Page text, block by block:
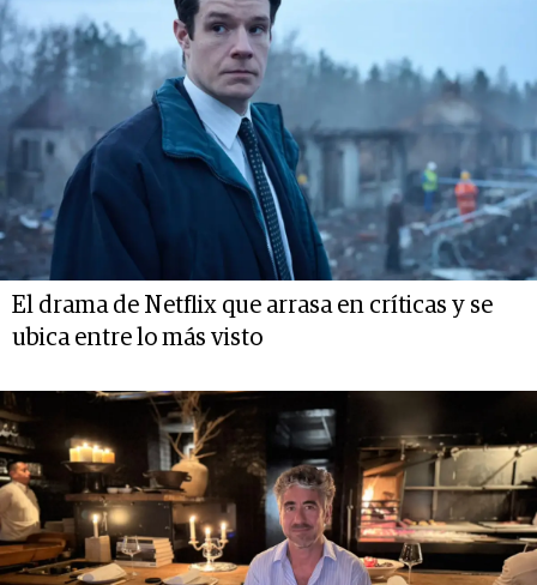
El drama de Netflix que arrasa en críticas y se
ubica entre lo más visto